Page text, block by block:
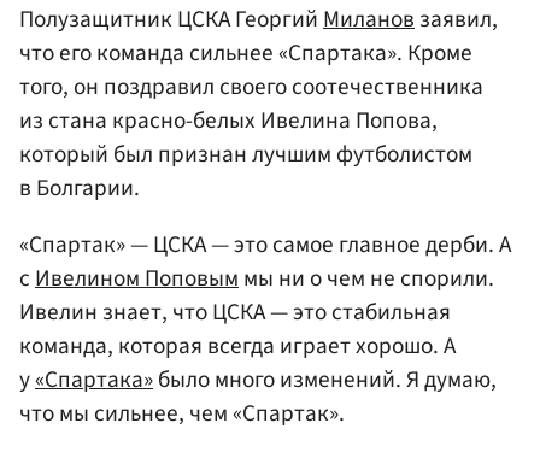
Полузащитник ЦСКА ГеоргийМилановзаявил,
что его команда сильнее «Спартака». Кроме
того, он поздравил своего соотечественника
из стана красно-белых Ивелина Попова,
который был признан лучшим футболистом
в Болгарии.
«Спартак» — ЦСКА — это самое главное дерби. А
сИвелином Поповыммы ни о чем не спорили.
Ивелин знает, что ЦСКА — это стабильная
команда, которая всегда играет хорошо. А
у«Спартака»было много изменений. Я думаю,
что мы сильнее, чем «Спартак».